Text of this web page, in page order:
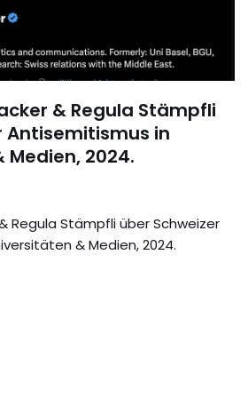
& Regula Stämpfli
Antisemitismus in
2024.
Regula Stämpfli über Schweizer
& Medien, 2024.